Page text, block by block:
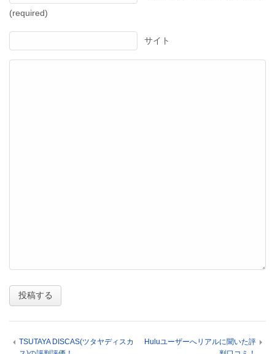
(required)
サイト
TSUTAYA DISCAS(ツタヤディスカ
Huluユーザーへリアルに聞いた評